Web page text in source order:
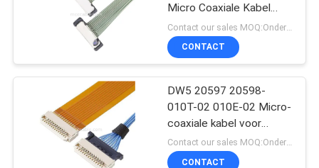
Micro Coaxiale Kabel
Connector
CONTACT
DW5 20597 20598-
010T-02 010E-02 Micro-
coaxiale kabel voor
ontvangstplug
Contact our sales MOQ:Onderhandelbaar
CONTACT